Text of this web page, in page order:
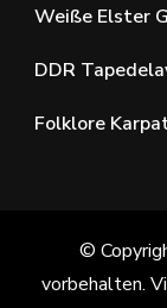
Weiße Elster
DDR
Folklore
©
vorbehalten.